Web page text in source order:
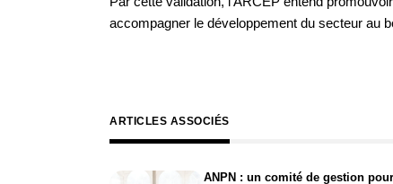
accompagner le développement du secteur au
ARTICLES ASSOCIÉS
ANPN : un comité de gestion